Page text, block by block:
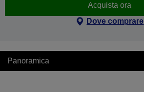
Acquista ora
Dove comprare
Panoramica